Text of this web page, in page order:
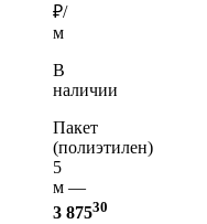
₽/
м
В
наличии
Пакет
(полиэтилен)
5
м —
3 87530